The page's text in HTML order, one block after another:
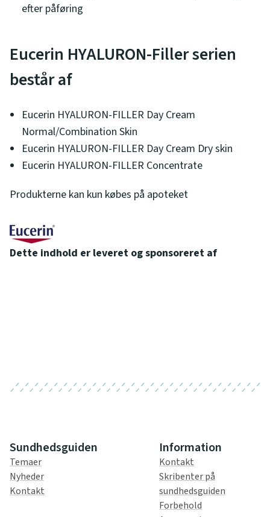
efter påføring
Eucerin HYALURON-Filler serien
består af
Eucerin HYALURON-FILLER Day Cream
Normal/Combination Skin
Eucerin HYALURON-FILLER Day Cream Dry skin
Eucerin HYALURON-FILLER Concentrate
Produkterne kan kun købes på apoteket
Dette indhold er leveret og sponsoreret af
Sundhedsguiden
Temaer
Nyheder
Kontakt
Information
Kontakt
Skribenter på
sundhedsguiden
Forbehold